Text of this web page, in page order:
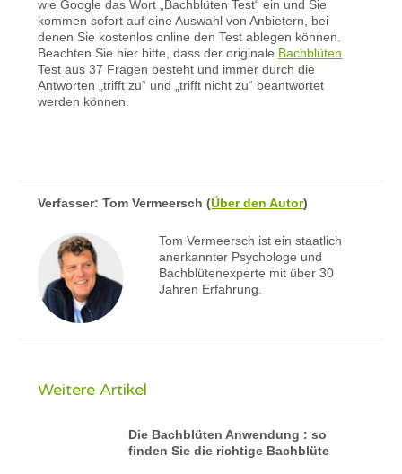
wie Google das Wort „Bachblüten Test“ ein und Sie
kommen sofort auf eine Auswahl von Anbietern, bei
denen Sie kostenlos online den Test ablegen können.
Beachten Sie hier bitte, dass der originale Bachblüten
Test aus 37 Fragen besteht und immer durch die
Antworten „trifft zu“ und „trifft nicht zu“ beantwortet
werden können.
Verfasser:Tom Vermeersch (Über den Autor)
Tom Vermeersch ist ein staatlich
anerkannter Psychologe und
Bachblütenexperte mit über 30
Jahren Erfahrung.
Weitere Artikel
Die Bachblüten Anwendung : so
finden Sie die richtige Bachblüte